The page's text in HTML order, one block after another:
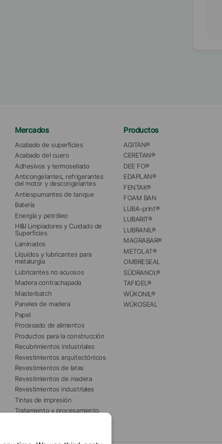
Mercados
Acabado de superficies
Acabado del cuero
Adhesivos y termosellado
Anticongelantes, refrigerantes
del motor y descongelantes
Antiespumantes de tanque
Batería
Energía y petróleo
HI&I Limpiadores y Cuidado de
Superficies
Laminados
Líquidos y lubricantes para
metalurgia
Lubricantes no acuosos
Madera contrachapada
Masterbatch
Paneles de madera
Papel
Procesado de alimentos
Productos para la construcción
Recubrimientos industriales
Revestimientos arquitectónicos
Revestimientos de latas
Revestimientos de madera
Revestimientos industriales
Tintas de impresión
Tratamiento y procesamiento
Productos
AGITAN®
CERETAN®
DEE FO®
EDAPLAN®
FENTAK®
FOAM BAN
LUBA-print®
LUBARIT®
LUBRANIL®
MAGRABAR®
METOLAT®
OMBRESEAL
SÜDRANOL®
TAFIGEL®
WÜKONIL®
WÜKOSEAL